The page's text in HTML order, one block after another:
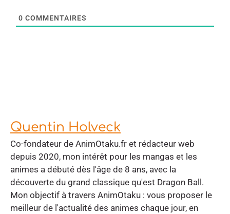
0 COMMENTAIRES
Quentin Holveck
Co-fondateur de AnimOtaku.fr et rédacteur web
depuis 2020, mon intérêt pour les mangas et les
animes a débuté dès l'âge de 8 ans, avec la
découverte du grand classique qu'est Dragon Ball.
Mon objectif à travers AnimOtaku : vous proposer le
meilleur de l'actualité des animes chaque jour, en